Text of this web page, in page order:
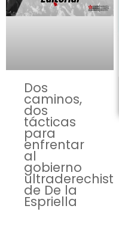
Dos
caminos,
dos
tácticas
para
enfrentar
al
gobierno
ultraderechista
de De la
Espriella